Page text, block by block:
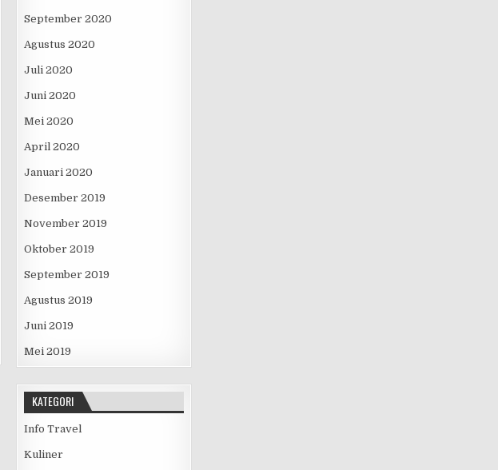
September 2020
Agustus 2020
Juli 2020
Juni 2020
Mei 2020
April 2020
Januari 2020
Desember 2019
November 2019
Oktober 2019
September 2019
Agustus 2019
Juni 2019
Mei 2019
KATEGORI
Info Travel
Kuliner